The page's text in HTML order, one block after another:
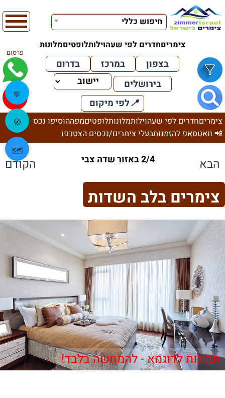
חיפוש כללי
צימריםחדרים לפי שעהוילותלופטיםמלונות
פרסום
בצפון במרכז
בדרום
בירושלים
📍לפי מיקום
צימריםחדרים לפי שעהוילותמלונותלופטיםמפההוסיפו נכס
📲 וואטסאפ להזמנותבעלי צימרים/נכסים הצטרפו
הבא 2/4 באזור שדה צבי הקודם
צימרים בלב השדות
תמונות לדוגמא - להמחשה בלבד!
💬
🧭
🗺️